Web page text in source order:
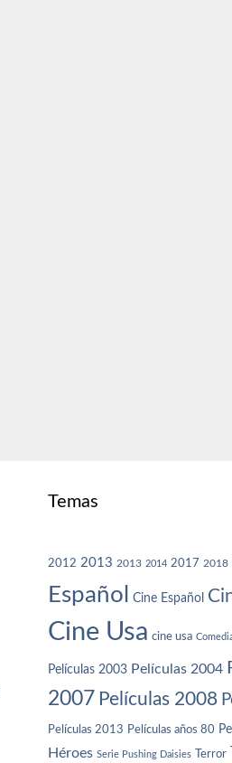
Temas
2012 2013 2013 2014 2017 2018
Español Cine Español
Cine Usa cine usa
Películas 2003 Películas 2004
2007 Películas 2008
Películas 2013 Películas años 80
Héroes Serie Pushing Daisies Terror